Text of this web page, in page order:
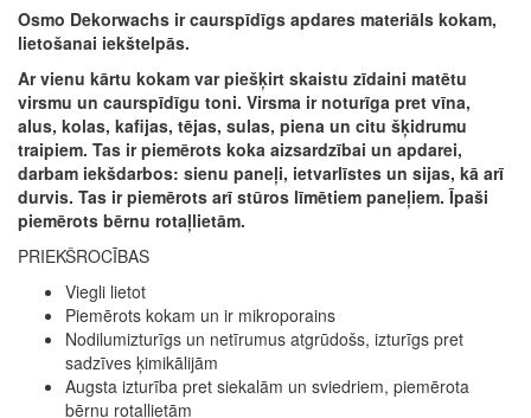
Osmo Dekorwachs ir caurspīdīgs apdares materiāls kokam,
lietošanai iekštelpās.
Ar vienu kārtu kokam var piešķirt skaistu zīdaini matētu
virsmu un caurspīdīgu toni. Virsma ir noturīga pret vīna,
alus, kolas, kafijas, tējas, sulas, piena un citu šķidrumu
traipiem. Tas ir piemērots koka aizsardzībai un apdarei,
darbam iekšdarbos: sienu paneļi, ietvarlīstes un sijas, kā arī
durvis. Tas ir piemērots arī stūros līmētiem paneļiem. Īpaši
piemērots bērnu rotaļlietām.
PRIEKŠROCĪBAS
Viegli lietot
Piemērots kokam un ir mikroporains
Nodilumizturīgs un netīrumus atgrūdošs, izturīgs pret
sadzīves ķimikālijām
Augsta izturība pret siekalām un sviedriem, piemērota
bērnu rotaļlietām